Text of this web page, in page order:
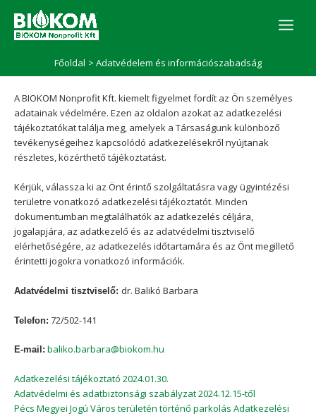
content
Főoldal Adatvédelem és információszabadság
A BIOKOM Nonprofit Kft. kiemelt figyelmet fordít az Ön személyes
adatainak védelmére. Ezen az oldalon azokat az adatkezelési
tájékoztatókat találja meg, amelyek a Társaságunk különböző
tevékenységeihez kapcsolódó adatkezelésekről nyújtanak
részletes, közérthető tájékoztatást.
Kérjük, válassza ki az Önt érintő szolgáltatásra vagy ügyintézési
területre vonatkozó adatkezelési tájékoztatót. Minden
dokumentumban megtalálhatók az adatkezelés céljára,
jogalapjára, az adatkezelő és az adatvédelmi tisztviselő
elérhetőségére, az adatkezelés időtartamára és az Önt megillető
érintetti jogokra vonatkozó információk.
Adatvédelmi tisztviselő: dr. Balikó Barbara
Telefon: 72/502-141
E-mail: baliko.barbara@biokom.hu
Adatkezelési tájékoztató 2024.01.30.
Adatvédelmi és adatbiztonsági szabályzat 2024.12.15-től
Pécs Megyei Jogú Város területén történő parkolás Adatkezelési